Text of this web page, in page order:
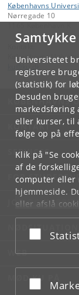
Universitetet
registrere
(statistik) for
Desuden
markedsføring
eller kurser, til
følge op på
Klik på "Se
af de
computer eller
hjemmeside.
eller afslå
underCookie-
bunden af hver
Københavns
Nørregade 10
Københavns
KØBENHAVNS
KONTAKT
SERVICES
FOR
JOB OG
WEB
MØD KU PÅ